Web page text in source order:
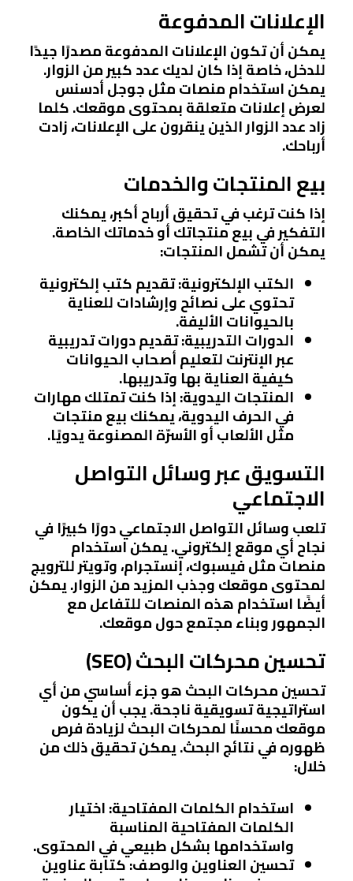
الإعلانات المدفوعة
يمكن أن تكون الإعلانات المدفوعة مصدرًا جيدًا
للدخل، خاصة إذا كان لديك عدد كبير من الزوار.
يمكن استخدام منصات مثل جوجل أدسنس
لعرض إعلانات متعلقة بمحتوى موقعك. كلما
زاد عدد الزوار الذين ينقرون على الإعلانات، زادت
أرباحك.
بيع المنتجات والخدمات
إذا كنت ترغب في تحقيق أرباح أكبر، يمكنك
التفكير في بيع منتجاتك أو خدماتك الخاصة.
يمكن أن تشمل المنتجات:
الكتب الإلكترونية: تقديم كتب إلكترونية
تحتوي على نصائح وإرشادات للعناية
بالحيوانات الأليفة.
الدورات التدريبية: تقديم دورات تدريبية
عبر الإنترنت لتعليم أصحاب الحيوانات
كيفية العناية بها وتدريبها.
المنتجات اليدوية: إذا كنت تمتلك مهارات
في الحرف اليدوية، يمكنك بيع منتجات
مثل الألعاب أو الأسرّة المصنوعة يدويًا.
التسويق عبر وسائل التواصل
الاجتماعي
تلعب وسائل التواصل الاجتماعي دورًا كبيرًا في
نجاح أي موقع إلكتروني. يمكن استخدام
منصات مثل فيسبوك، إنستجرام، وتويتر للترويج
لمحتوى موقعك وجذب المزيد من الزوار. يمكن
أيضًا استخدام هذه المنصات للتفاعل مع
الجمهور وبناء مجتمع حول موقعك.
تحسين محركات البحث (SEO)
تحسين محركات البحث هو جزء أساسي من أي
استراتيجية تسويقية ناجحة. يجب أن يكون
موقعك محسنًا لمحركات البحث لزيادة فرص
ظهوره في نتائج البحث. يمكن تحقيق ذلك من
خلال:
استخدام الكلمات المفتاحية: اختيار
الكلمات المفتاحية المناسبة
واستخدامها بشكل طبيعي في المحتوى.
تحسين العناوين والوصف: كتابة عناوين